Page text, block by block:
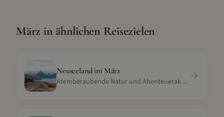
März in ähnlichen Reisezielen
Neuseelandim März
Atemberaubende Natur und Abenteueraktivitäten